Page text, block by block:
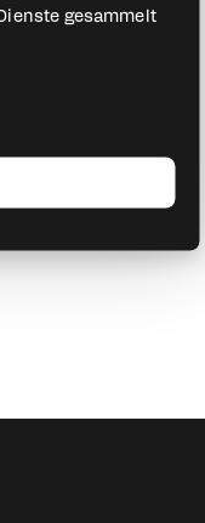
gesammelt